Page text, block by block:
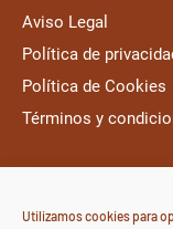
Utilizamos cookies para
Aviso Legal
Política de
Política de Cookies
Términos y
(Edificio Apolo X)